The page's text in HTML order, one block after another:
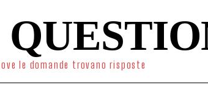
le domande trovano risposte